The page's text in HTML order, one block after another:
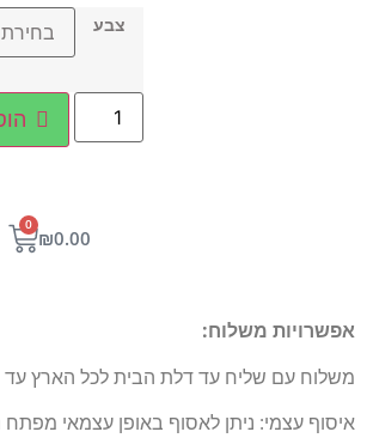
צבע
₪0.00
0
אפשרויות משלוח:
משלוח עם שליח עד דלת הבית לכל הארץ עד
איסוף עצמי: ניתן לאסוף באופן עצמאי מפתח